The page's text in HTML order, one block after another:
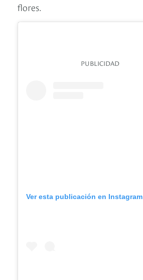
flores.
PUBLICIDAD
Ver esta publicación en Instagram